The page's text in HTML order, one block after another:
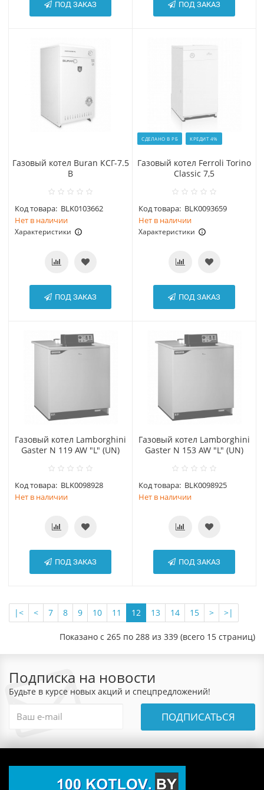
ПОД ЗАКАЗ ПОД ЗАКАЗ
Газовый котел Buran КСГ-7.5
В
Код товара: BLK0103662
Нет в наличии
Характеристики
ПОД ЗАКАЗ
СДЕЛАНО В РБ КРЕДИТ 4%
Газовый котел Ferroli Torino
Classic 7,5
Код товара: BLK0093659
Нет в наличии
Характеристики
ПОД ЗАКАЗ
Газовый котел Lamborghini
Gaster N 119 AW "L" (UN)
Код товара: BLK0098928
Нет в наличии
ПОД ЗАКАЗ
Газовый котел Lamborghini
Gaster N 153 AW "L" (UN)
Код товара: BLK0098925
Нет в наличии
ПОД ЗАКАЗ
|< < 7 8 9 10 11 12 13 14 15 > >|
Показано с 265 по 288 из 339 (всего 15 страниц)
Подписка на новости
Будьте в курсе новых акций и спецпредложений!
ПОДПИСАТЬСЯ